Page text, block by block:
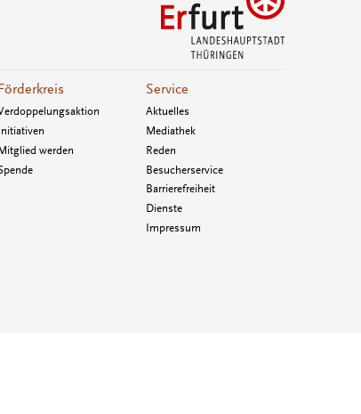
werden
Service
Aktuelles
Mediathek
Reden
Besucherservice
Barrierefreiheit
Dienste
Impressum